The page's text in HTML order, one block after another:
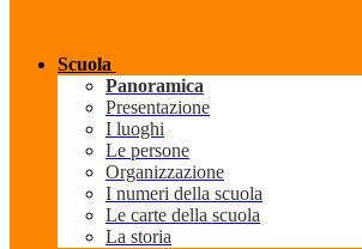
Scuola
Panoramica
Presentazione
I luoghi
Le persone
Organizzazione
I numeri della scuola
Le carte della scuola
La storia